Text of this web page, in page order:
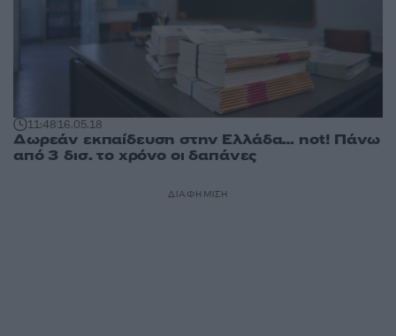
11:4816.05.18
Δωρεάν εκπαίδευση στην Ελλάδα… not! Πάνω
από 3 δισ. το χρόνο οι δαπάνες
ΔΙΑΦΗΜΙΣΗ